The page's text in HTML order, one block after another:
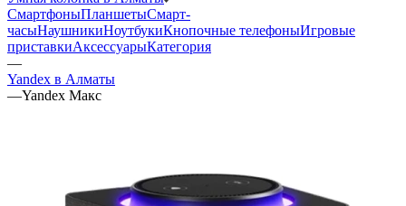
СмартфоныПланшетыСмарт-
часыНаушникиНоутбукиКнопочные телефоныИгровые
приставкиАксессуарыКатегория
—
Yandex в Алматы
—Yandex Макс